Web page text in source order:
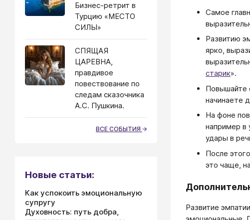
Самое
Развитию
ярко,
старик».
Повышайте
начинаете
На фоне
например в
удары в
После
это чаще,
Развитие
Бизнес-ретрит в
Турцию «МЕСТО
СИЛЫ»
СПЯЩАЯ
ЦАРЕВНА,
правдивое
повествование по
следам сказочника
А.С. Пушкина.
ВСЕ СОБЫТИЯ
Новые статьи:
Как успокоить эмоциональную
супругу
Духовность: путь добра,